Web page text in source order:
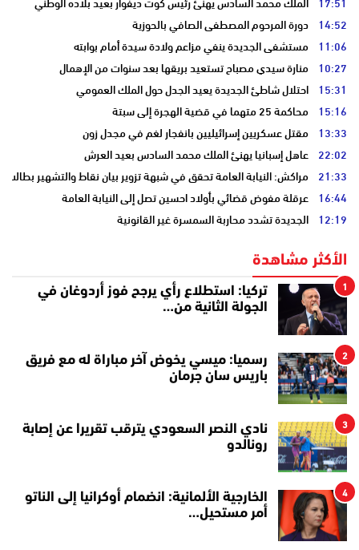
14:52 دورة المرحوم المصطفى الصافي بالحوزية
11:06 مستشفى الجديدة ينفي مزاعم ولادة سيدة أمام بوابته
10:27 منارة سيدي مصباح تستعيد بريقها بعد سنوات من الإهمال
15:31 احتلال شاطئ الجديدة يعيد الجدل حول الملك العمومي
15:16 محاكمة 25 متهما في قضية الهجرة إلى سبتة
13:33 مقتل عسكريين إسرائيليين بانفجار لغم في مجدل زون
22:02 عاهل إسبانيا يهنئ الملك محمد السادس بعيد العرش
21:33 مراكش: النيابة العامة تحقق في شبهة تزوير بيان نقاط والتشهير بطالب
16:44 عرقلة مفوض قضائي بأولاد احسين تصل إلى النيابة العامة
12:19 الجديدة تشدد محاربة السمسرة غير القانونية
الأكثر مشاهدة
1
تركيا: استطلاع رأي يرجح فوز أردوغان في
الجولة الثانية من…
2
رسميا: ميسي يخوض آخر مباراة له مع فريق
باريس سان جرمان
3
نادي النصر السعودي يترقب تقريرا عن إصابة
رونالدو
4
الخارجية الألمانية: انضمام أوكرانيا إلى الناتو
أمر مستحيل…